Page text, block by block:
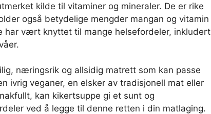
kilde til vitaminer og mineraler. De er rike
også betydelige mengder mangan og vitamin
har vært knyttet til mange helsefordeler, inkludert
næringsrik og allsidig matrett som kan passe
ivrig veganer, en elsker av tradisjonell mat eller
kan kikertsuppe gi et sunt og
ved å legge til denne retten i din matlaging.